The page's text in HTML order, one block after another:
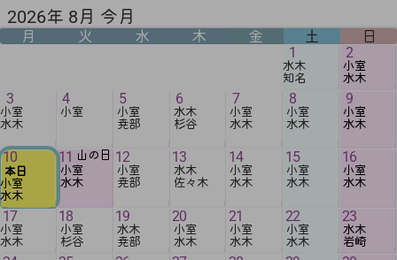
1
水木
知名
2
小室
水木
3
小室
水木
4
小室
5
小室
尭部
6
水木
杉谷
7
小室
水木
8
小室
水木
9
小室
水木
10
本日
小室
水木
11 山の日
小室
水木
12
小室
尭部
13
水木
佐々木
14
小室
水木
15
小室
水木
16
小室
水木
17
小室
水木
18
小室
杉谷
19
水木
尭部
20
小室
水木
21
小室
水木
22
小室
水木
23
水木
岩崎
2026年 8月 今月
月 火 水 木 金 土 日